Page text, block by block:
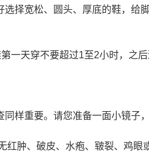
选择宽松、圆头、厚底的鞋，
一天穿不要超过1至2小时，之
样重要。请您准备一面小镜子
肿、破皮、水疱、皲裂、鸡眼